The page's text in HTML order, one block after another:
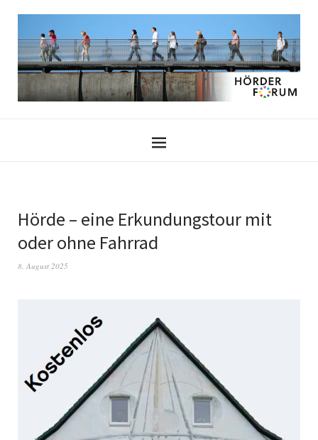
Hörde – eine Erkundungstour mit
oder ohne Fahrrad
8. August 2025